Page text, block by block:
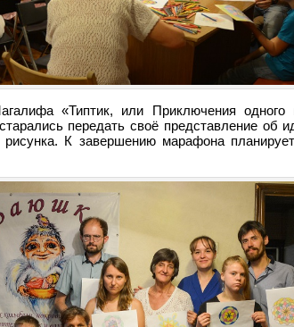
«Типтик, или Приключения одного
передать своё представление об
рисунка. К завершению марафона